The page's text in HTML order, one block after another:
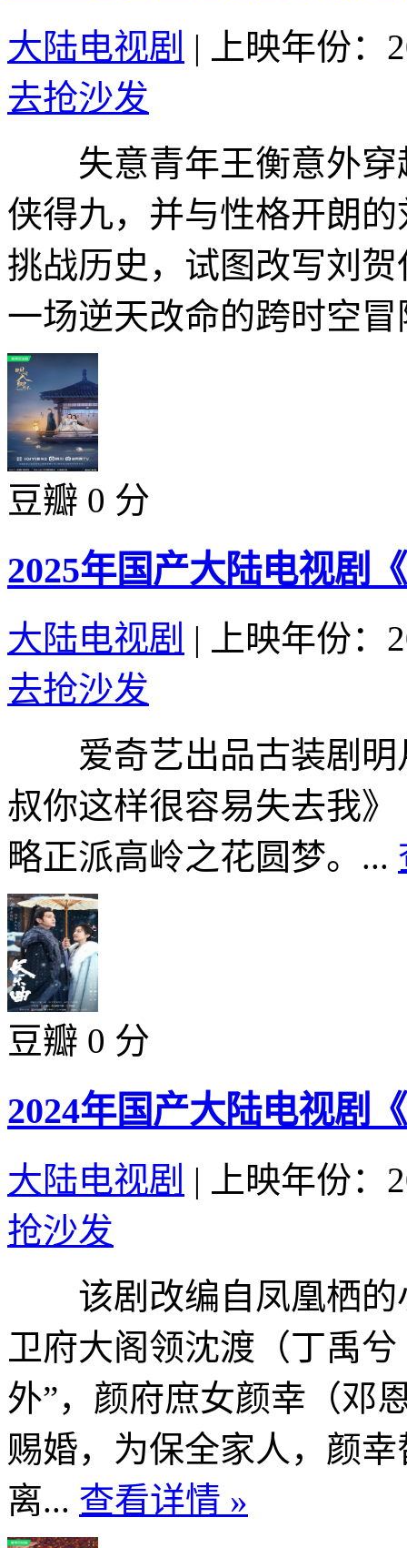
大陆电视剧 |
上映年份：
去抢沙发
失意青年王衡意外穿
侠得九，并与性格开朗
挑战历史，试图改写刘
一场逆天改命的跨时空
豆瓣 0 分
2025年国产大陆电视剧
大陆电视剧 |
上映年份：
去抢沙发
爱奇艺出品古装剧明
叔你这样很容易失去我
略正派高岭之花圆梦。...
豆瓣 0 分
2024年国产大陆电视剧
大陆电视剧 |
上映年份：
抢沙发
该剧改编自凤凰栖
卫府大阁领沈渡（丁禹
外”，颜府庶女颜幸（邓
赐婚，为保全家人，颜
离... 查看详情 »